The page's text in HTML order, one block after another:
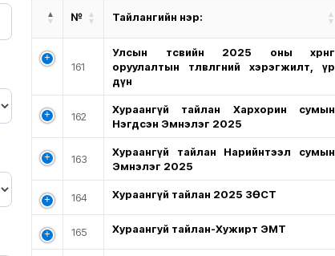
№ Тайлангийн нэр:
161
Улсын төсвийн 2025 оны хөрөнгө
оруулалтын төлөвлөгөөний хэрэгжилт, үр
дүн
162
Хураангүй тайлан Хархорин сумын
Нэгдсэн Эмнэлэг 2025
163
Хураангүй тайлан Нарийнтээл сумын
Эмнэлэг 2025
164 Хураангүй тайлан 2025 ЗӨСТ
165 Хураангуй тайлан-Хужирт ЭМТ